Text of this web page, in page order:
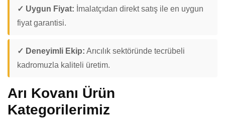
✓ Uygun Fiyat: İmalatçıdan direkt satış ile en uygun
fiyat garantisi.
✓ Deneyimli Ekip: Arıcılık sektöründe tecrübeli
kadromuzla kaliteli üretim.
Arı Kovanı Ürün
Kategorilerimiz